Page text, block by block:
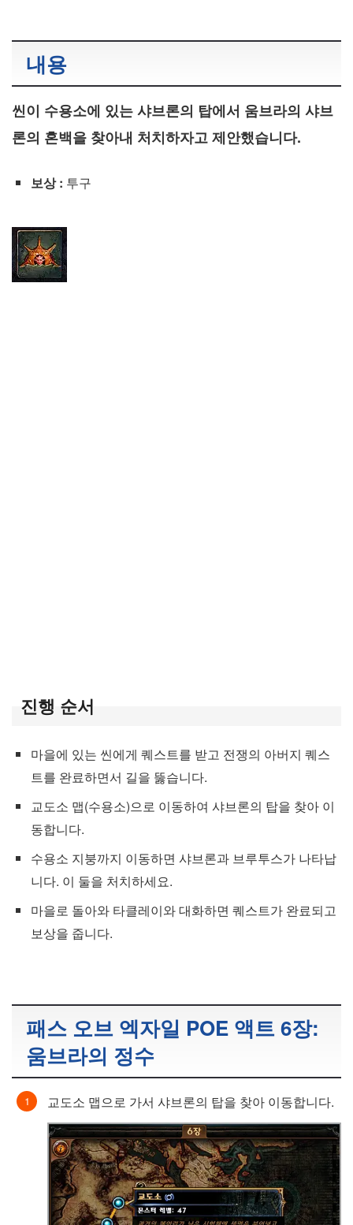
내용
씬이 수용소에 있는 샤브론의 탑에서 움브라의 샤브
론의 혼백을 찾아내 처치하자고 제안했습니다.
보상 : 투구
진행 순서
마을에 있는 씬에게 퀘스트를 받고 전쟁의 아버지 퀘스
트를 완료하면서 길을 뚫습니다.
교도소 맵(수용소)으로 이동하여 샤브론의 탑을 찾아 이
동합니다.
수용소 지붕까지 이동하면 샤브론과 브루투스가 나타납
니다. 이 둘을 처치하세요.
마을로 돌아와 타클레이와 대화하면 퀘스트가 완료되고
보상을 줍니다.
패스 오브 엑자일 POE 액트 6장:
움브라의 정수
교도소 맵으로 가서 샤브론의 탑을 찾아 이동합니다.